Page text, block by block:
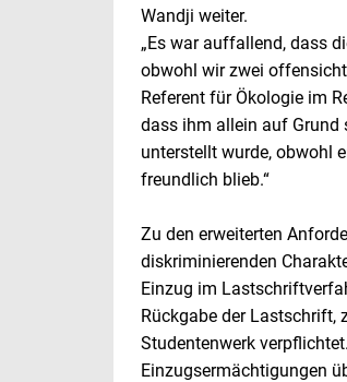
Wandji weiter.
„Es war auffallend, dass
obwohl wir zwei
Referent für Ökologie im
dass ihm allein auf Grund
unterstellt wurde, obwohl
freundlich blieb.“
Zu den erweiterten
diskriminierenden
Einzug im
Rückgabe der Lastschrift,
Studentenwerk
Einzugsermächtigungen